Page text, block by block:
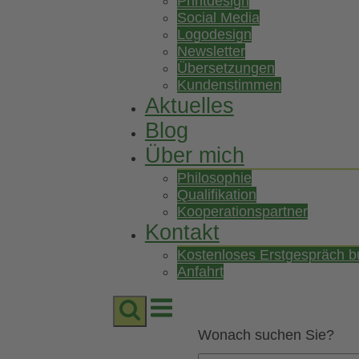
Social Media
Logodesign
Newsletter
Übersetzungen
Kundenstimmen
Aktuelles
Blog
Über mich
Philosophie
Qualifikation
Kooperationspartner
Kontakt
Kostenloses Erstgespräch
Anfahrt
Menu
Wonach suchen Sie?